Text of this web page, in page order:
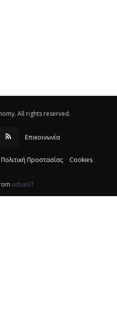
All rights reserved.
Επικοινωνία
Πολιτική Προστασίας Cookies
urbanIT